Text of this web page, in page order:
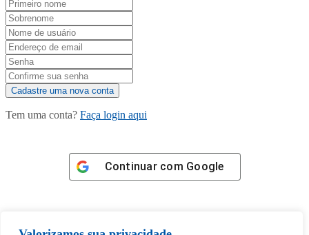
Tem uma conta? Faça login aqui
Continuar com Google